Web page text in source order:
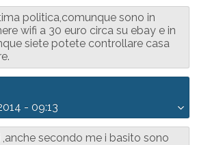
politica,comunque sono in
wifi a 30 euro circa su ebay e in
siete potete controllare casa
- 09:13
secondo me i basito sono